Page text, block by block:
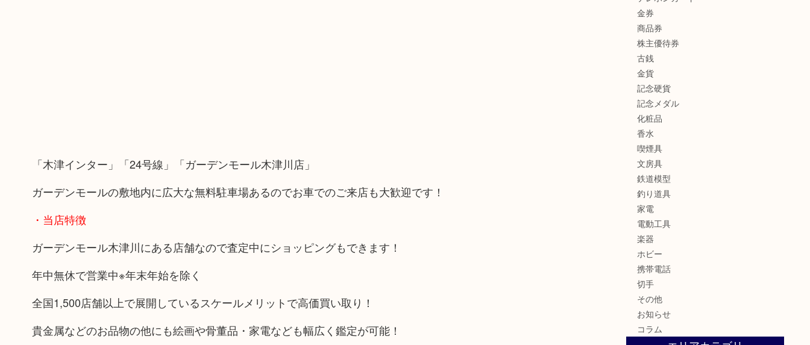
「木津インター」「24号線」「ガーデンモール木津川店」
ガーデンモールの敷地内に広大な無料駐車場あるのでお車でのご来店も大歓迎です！
・当店特徴
ガーデンモール木津川にある店舗なので査定中にショッピングもできます！
年中無休で営業中※年末年始を除く
全国1,500店舗以上で展開しているスケールメリットで高価買い取り！
貴金属などのお品物の他にも絵画や骨董品・家電なども幅広く鑑定が可能！
金券
商品券
株主優待券
古銭
金貨
記念硬貨
記念メダル
化粧品
香水
喫煙具
文房具
鉄道模型
釣り道具
家電
電動工具
楽器
ホビー
携帯電話
切手
その他
お知らせ
コラム